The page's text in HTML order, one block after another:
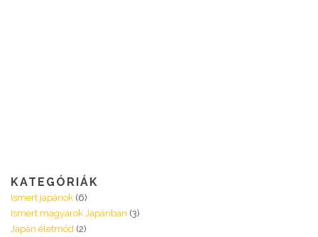
KATEGÓRIÁK
Ismert japánok (6)
Ismert magyarok Japánban (3)
Japán életmód (2)